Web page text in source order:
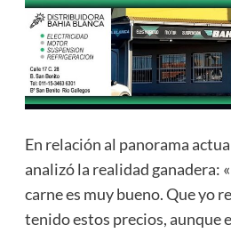
En relación al panorama
analizó la realidad ganadera:
carne es muy bueno. Que yo
tenido estos precios, aunque